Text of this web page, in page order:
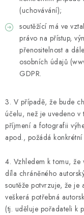
(uchovávání);
soutěžící má ve
právo na přístup,
přenositelnost a
osobních údajů
GDPR.
3. V případě, že bude
účelu, než je uvedeno
příjmení a fotografii
apod., požádá
4. Vzhledem k tomu, že
díla chráněného
soutěže potvrzuje, že je
veškerá potřebná
(tj. uděluje pořadateli k